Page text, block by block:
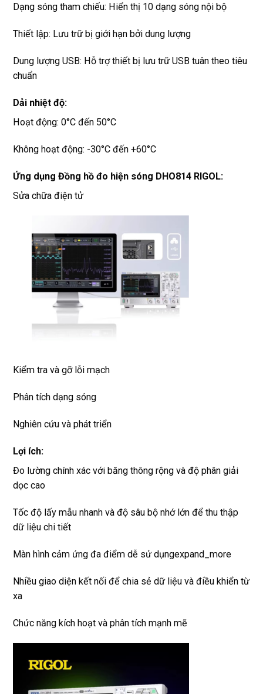
Dạng sóng tham chiếu: Hiển thị 10 dạng sóng nội bộ
Thiết lập: Lưu trữ bị giới hạn bởi dung lượng
Dung lượng USB: Hỗ trợ thiết bị lưu trữ USB tuân theo tiêu
chuẩn
Dải nhiệt độ:
Hoạt động: 0°C đến 50°C
Không hoạt động: -30°C đến +60°C
Ứng dụng Đồng hồ đo hiện sóng DHO814 RIGOL:
Sửa chữa điện tử
Kiểm tra và gỡ lỗi mạch
Phân tích dạng sóng
Nghiên cứu và phát triển
Lợi ích:
Đo lường chính xác với băng thông rộng và độ phân giải
dọc cao
Tốc độ lấy mẫu nhanh và độ sâu bộ nhớ lớn để thu thập
dữ liệu chi tiết
Màn hình cảm ứng đa điểm dễ sử dụngexpand_more
Nhiều giao diện kết nối để chia sẻ dữ liệu và điều khiển từ
xa
Chức năng kích hoạt và phân tích mạnh mẽ